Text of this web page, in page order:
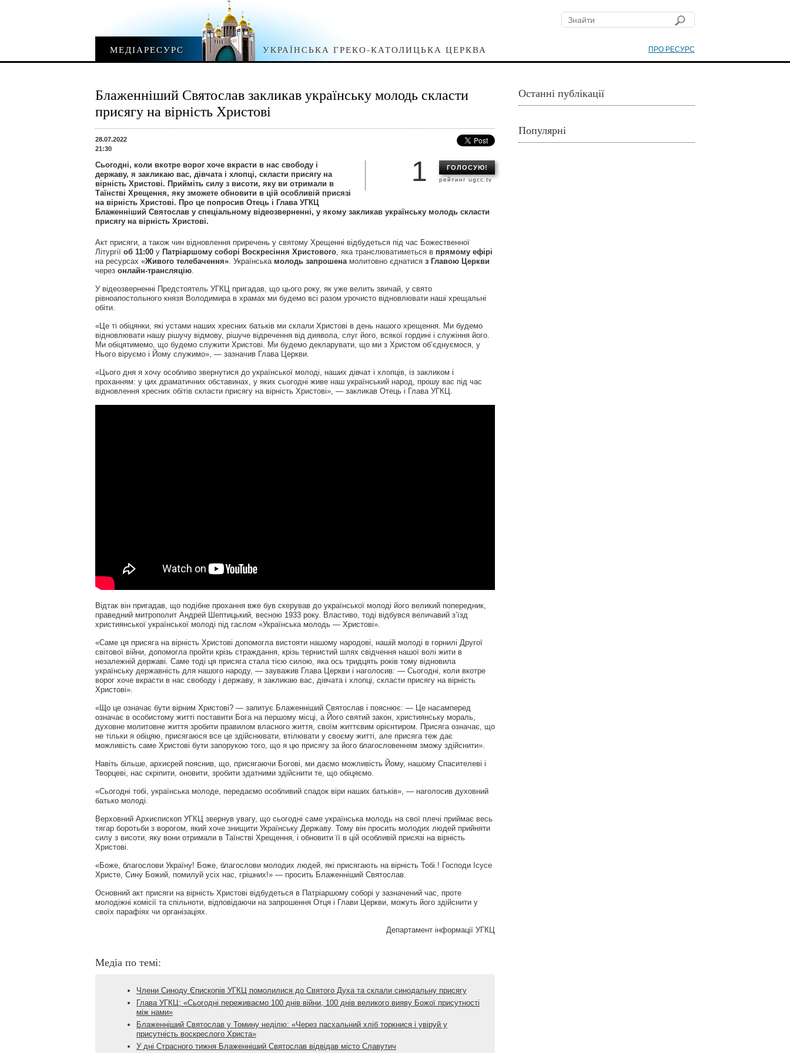
ПРО РЕСУРС
МЕДІАРЕСУРС УКРАЇНСЬКА ГРЕКО-КАТОЛИЦЬКА ЦЕРКВА
Блаженніший Святослав закликав українську молодь скласти
присягу на вірність Христові
28.07.2022
21:30
ГОЛОСУЮ!
рейтинг ugcc.tv
1
Сьогодні, коли вкотре ворог хоче вкрасти в нас свободу і
державу, я закликаю вас, дівчата і хлопці, скласти присягу на
вірність Христові. Прийміть силу з висоти, яку ви отримали в
Таїнстві Хрещення, яку зможете обновити в цій особливій присязі
на вірність Христові. Про це попросив Отець і Глава УГКЦ
Блаженніший Святослав у спеціальному відеозверненні, у якому закликав українську молодь скласти
присягу на вірність Христові.
Акт присяги, а також чин відновлення приречень у святому Хрещенні відбудеться під час Божественної
Літургії об 11:00 у Патріаршому соборі Воскресіння Христового, яка транслюватиметься в прямому ефірі
на ресурсах «Живого телебачення». Українська молодь запрошенамолитовно єднатися з Главою Церкви
через онлайн-трансляцію.
У відеозверненні Предстоятель УГКЦ пригадав, що цього року, як уже велить звичай, у свято
рівноапостольного князя Володимира в храмах ми будемо всі разом урочисто відновлювати наші хрещальні
обіти.
«Це ті обіцянки, які устами наших хресних батьків ми склали Христові в день нашого хрещення. Ми будемо
відновлювати нашу рішучу відмову, рішуче відречення від диявола, слуг його, всякої гордині і служіння його.
Ми обіцятимемо, що будемо служити Христові. Ми будемо декларувати, що ми з Христом об’єднуємося, у
Нього віруємо і Йому служимо», — зазначив Глава Церкви.
«Цього дня я хочу особливо звернутися до української молоді, наших дівчат і хлопців, із закликом і
проханням: у цих драматичних обставинах, у яких сьогодні живе наш український народ, прошу вас під час
відновлення хресних обітів скласти присягу на вірність Христові», — закликав Отець і Глава УГКЦ.
Відтак він пригадав, що подібне прохання вже був скерував до української молоді його великий попередник,
праведний митрополит Андрей Шептицький, весною 1933 року. Властиво, тоді відбувся величавий з’їзд
християнської української молоді під гаслом «Українська молодь — Христові».
«Саме ця присяга на вірність Христові допомогла вистояти нашому народові, нашій молоді в горнилі Другої
світової війни, допомогла пройти крізь страждання, крізь тернистий шлях свідчення нашої волі жити в
незалежній державі. Саме тоді ця присяга стала тією силою, яка ось тридцять років тому відновила
українську державність для нашого народу, — зауважив Глава Церкви і наголосив: — Сьогодні, коли вкотре
ворог хоче вкрасти в нас свободу і державу, я закликаю вас, дівчата і хлопці, скласти присягу на вірність
Христові».
«Що це означає бути вірним Христові? — запитує Блаженніший Святослав і пояснює: — Це насамперед
означає в особистому житті поставити Бога на першому місці, а Його святий закон, християнську мораль,
духовне молитовне життя зробити правилом власного життя, своїм життєвим орієнтиром. Присяга означає, що
не тільки я обіцяю, присягаюся все це здійснювати, втілювати у своєму житті, але присяга теж дає
можливість саме Христові бути запорукою того, що я цю присягу за його благословенням зможу здійснити».
Навіть більше, архиєрей пояснив, що, присягаючи Богові, ми даємо можливість Йому, нашому Спасителеві і
Творцеві, нас скріпити, оновити, зробити здатними здійснити те, що обіцяємо.
«Сьогодні тобі, українська молоде, передаємо особливий спадок віри наших батьків», — наголосив духовний
батько молоді.
Верховний Архиєпископ УГКЦ звернув увагу, що сьогодні саме українська молодь на свої плечі приймає весь
тягар боротьби з ворогом, який хоче знищити Українську Державу. Тому він просить молодих людей прийняти
силу з висоти, яку вони отримали в Таїнстві Хрещення, і обновити її в цій особливій присязі на вірність
Христові.
«Боже, благослови Україну! Боже, благослови молодих людей, які присягають на вірність Тобі.! Господи Ісусе
Христе, Сину Божий, помилуй усіх нас, грішних!» — просить Блаженніший Святослав.
Основний акт присяги на вірність Христові відбудеться в Патріаршому соборі у зазначений час, проте
молодіжні комісії та спільноти, відповідаючи на запрошення Отця і Глави Церкви, можуть його здійснити у
своїх парафіях чи організаціях.
Департамент інформації УГКЦ
Медіа по темі:
Члени Синоду Єпископів УГКЦ помолилися до Святого Духа та склали синодальну присягу
Глава УГКЦ: «Сьогодні переживаємо 100 днів війни, 100 днів великого вияву Божої присутності
між нами»
Блаженніший Святослав у Томину неділю: «Через пасхальний хліб торкнися і увіруй у
присутність воскреслого Христа»
У дні Страсного тижня Блаженніший Святослав відвідав місто Славутич
Останні публікації
Популярні